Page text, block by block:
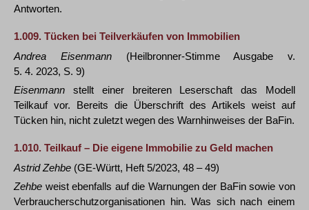
Antworten.
1.009. Tücken bei Teilverkäufen von Immobilien
Andrea Eisenmann(Heilbronner-Stimme Ausgabe v.
5. 4. 2023, S. 9)
Eisenmann stellt einer breiteren Leserschaft das Modell
Teilkauf vor. Bereits die Überschrift des Artikels weist auf
Tücken hin, nicht zuletzt wegen des Warnhinweises der BaFin.
1.010. Teilkauf – Die eigene Immobilie zu Geld machen
Astrid Zehbe (GE-Württ, Heft 5/2023, 48 – 49)
Zehbe weist ebenfalls auf die Warnungen der BaFin sowie von
Verbraucherschutzorganisationen hin. Was sich nach einem